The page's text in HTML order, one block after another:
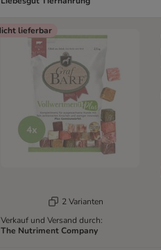
lieferbar
2 Varianten
Verkauf und Versand durch:
The Nutriment Company